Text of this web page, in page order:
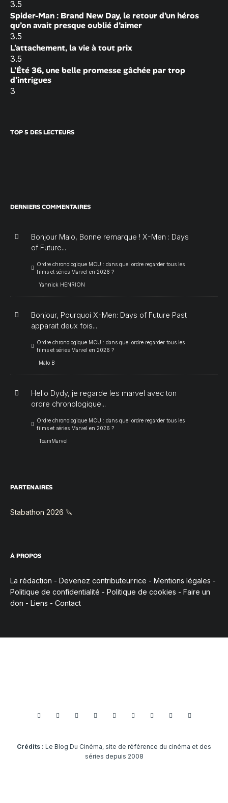
3.5
Spider-Man : Brand New Day, le retour d’un héros
qu’on avait presque oublié d’aimer
3.5
L’attachement, la vie à tout prix
3.5
L’Été 36, une belle promesse gâchée par trop
d’intrigues
3
TOP 5 DES LECTEURS
DERNIERS COMMENTAIRES
Bonjour Malo, Bonne remarque ! X-Men : Days
of Future...
Ordre chronologique MCU : dans quel ordre regarder tous les
films et séries Marvel en 2026 ?
Yannick HENRION
Bonjour, Pourquoi X-Men: Days of Future Past
apparait deux fois...
Ordre chronologique MCU : dans quel ordre regarder tous les
films et séries Marvel en 2026 ?
Malo B
Hello Dydy, je regarde les marvel avec ton
ordre chronologique...
Ordre chronologique MCU : dans quel ordre regarder tous les
films et séries Marvel en 2026 ?
TeamMarvel
PARTENAIRES
Stabathon 2026 🔪
À PROPOS
La rédaction - Devenez contributeur·rice - Mentions légales -
Politique de confidentialité - Politique de cookies - Faire un
don - Liens - Contact
Crédits : Le Blog Du Cinéma, site de référence du cinéma et des
séries depuis 2008